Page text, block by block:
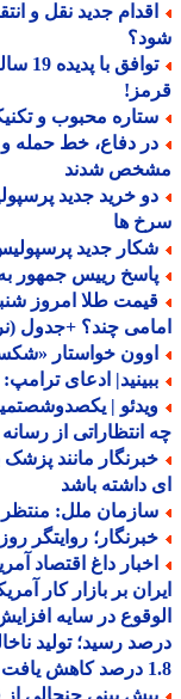
جدید نقل و
توافق با
محبوب و
دفاع، خط حمله و
شدند
خرید جدید پرسپولیس
ها
جدید پرسپولیس
رییس جمهور به
چند؟ +جدول (نرخ
خواستار «شکستن
ادعای ترامپ:
|
از رسانه ها و
مانند پزشک
داشته باشد
ملل: منتظر
روایتگر روز
داغ اقتصاد